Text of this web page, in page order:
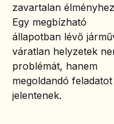
zavartalan
Egy megbízható
állapotban lévő
váratlan helyzetek
problémát, hanem
megoldandó feladatot
jelentenek.